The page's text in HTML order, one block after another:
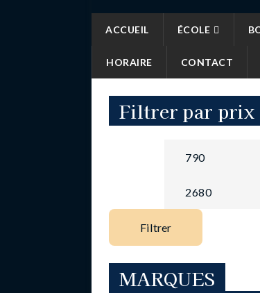
ACCUEIL ÉCOLE
HORAIRE CONTACT
Filtrer par prix
Filtrer
MARQUES